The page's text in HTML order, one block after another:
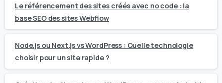
Le référencement des sites créés avec no code : la
base SEO des sites Webflow
Node.js ou Next.js vs WordPress : Quelle technologie
choisir pour un site rapide ?